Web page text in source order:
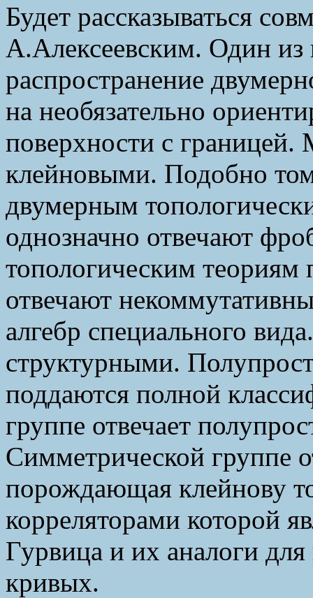
Будет рассказываться
А.Алексеевским. Один из
распространение
на необязательно
поверхности с
клейновыми. Подобно
двумерным
однозначно отвечают
топологическим теориям
отвечают
алгебр специального
структурными.
поддаются полной
группе отвечает
Симметрической группе
порождающая клейнову
корреляторами которой
Гурвица и их аналоги
кривых.